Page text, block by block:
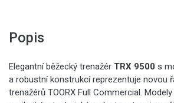
Popis
Elegantní běžecký trenažér TRX 9500 s
a robustní konstrukcí reprezentuje novou
trenažérů TOORX Full Commercial.